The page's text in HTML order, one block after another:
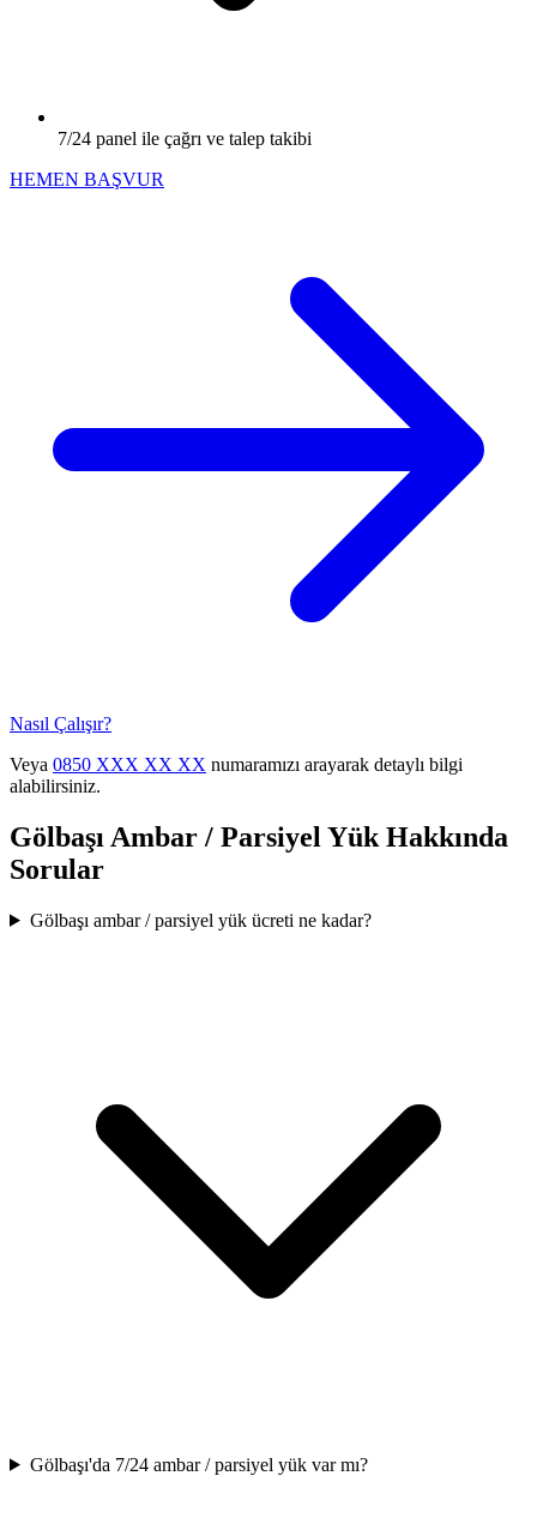
7/24 panel ile çağrı ve talep takibi
HEMEN BAŞVUR
Nasıl Çalışır?
Veya 0850 XXX XX XX numaramızı arayarak detaylı bilgi
alabilirsiniz.
Gölbaşı Ambar / Parsiyel Yük Hakkında
Sorular
Gölbaşı ambar / parsiyel yük ücreti ne kadar?
Gölbaşı'da 7/24 ambar / parsiyel yük var mı?